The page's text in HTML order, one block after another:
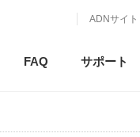
ADNサイト
FAQ サポート